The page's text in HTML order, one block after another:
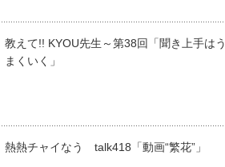
教えて!! KYOU先生～第38回「聞き上手はう
まくいく」
熱熱チャイなう talk418「動画“繁花”」